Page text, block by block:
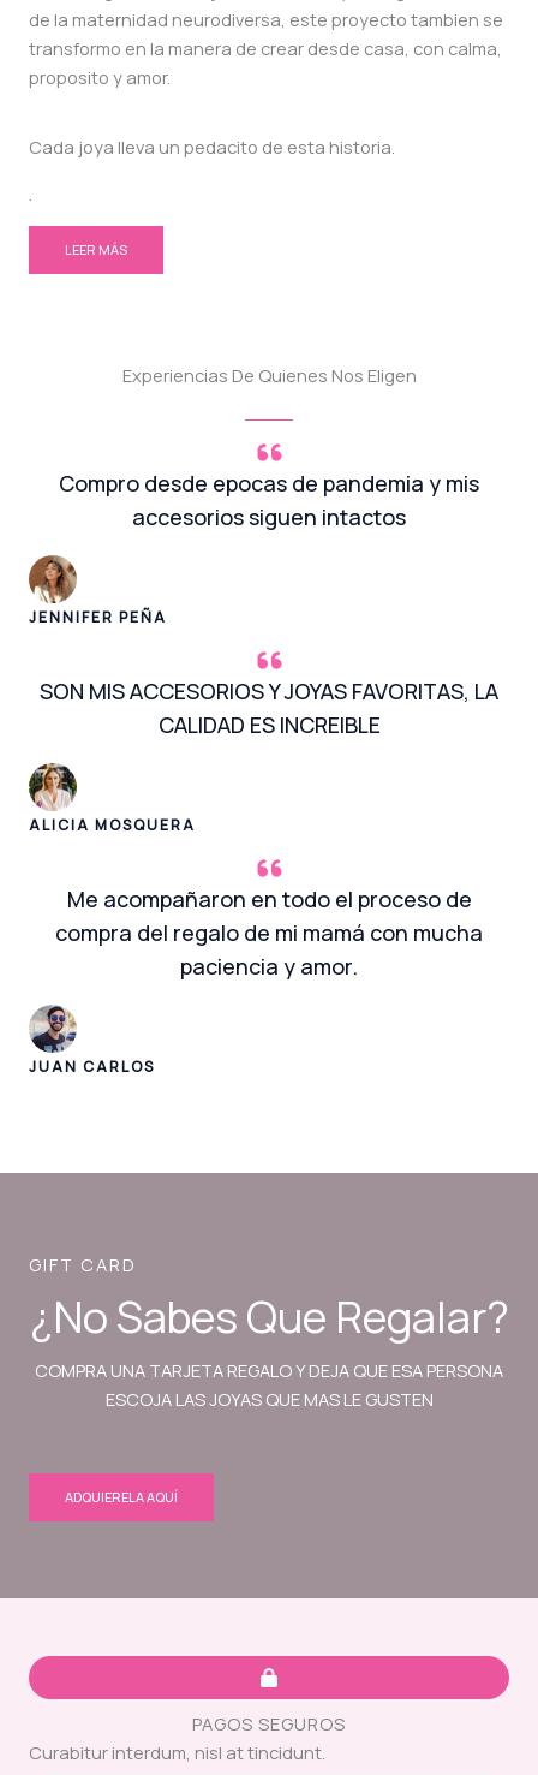
de la maternidad neurodiversa, este proyecto tambien se
transformo en la manera de crear desde casa, con calma,
proposito y amor.
Cada joya lleva un pedacito de esta historia.
.
LEER MÁS
Experiencias De Quienes Nos Eligen
Compro desde epocas de pandemia y mis
accesorios siguen intactos
JENNIFER PEÑA
SON MIS ACCESORIOS Y JOYAS FAVORITAS, LA
CALIDAD ES INCREIBLE
ALICIA MOSQUERA
Me acompañaron en todo el proceso de
compra del regalo de mi mamá con mucha
paciencia y amor.
JUAN CARLOS
GIFT CARD
¿No Sabes Que Regalar?
COMPRA UNA TARJETA REGALO Y DEJA QUE ESA PERSONA
ESCOJA LAS JOYAS QUE MAS LE GUSTEN
ADQUIERELA AQUÍ
PAGOS SEGUROS
Curabitur interdum, nisl at tincidunt.